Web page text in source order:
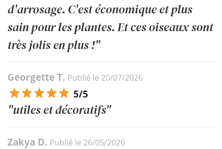
d'arrosage. C'est économique et plus
sain pour les plantes. Et ces oiseaux sont
très jolis en plus !"
Georgette T. Publié le 20/07/2026
5/5
"utiles et décoratifs"
Zakya D. Publié le 26/05/2026